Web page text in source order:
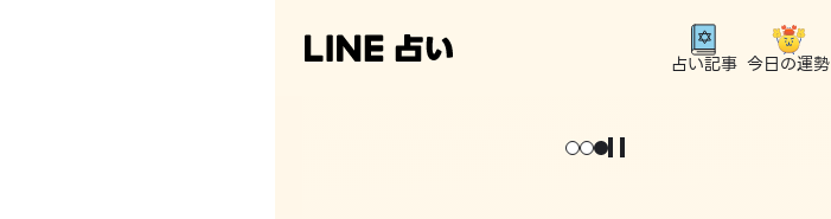
占い記事 今日の運勢
。